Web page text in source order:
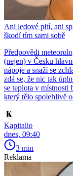
Ani ledové pití, ani
škodí tím sami sobě
Předpovědi
(nejen) v Česku
nápoje a snaží se
zdá se, že nic tak
se teplota v místnosti
který tělo spolehlivě
Kapitalio
dnes, 09:40
3 min
Reklama